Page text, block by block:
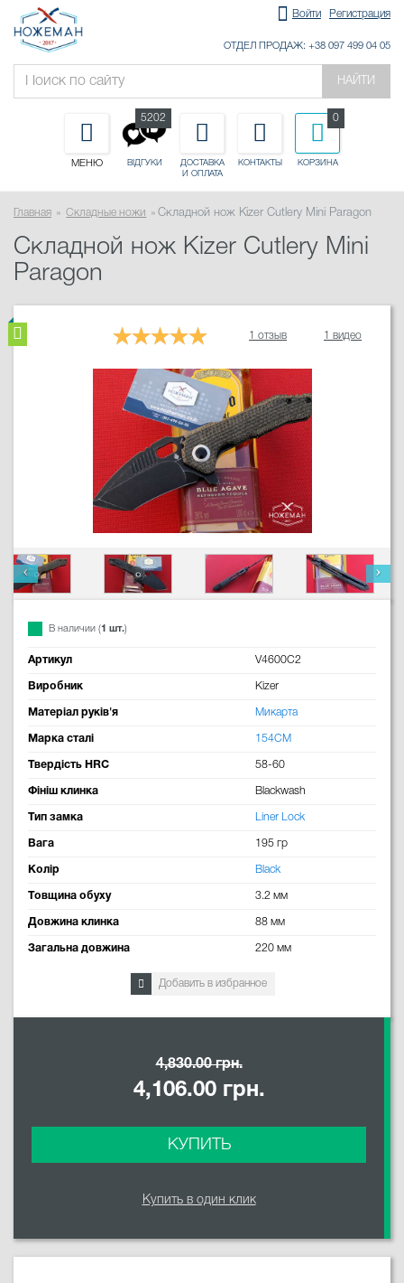
Войти Регистрация
ОТДЕЛ ПРОДАЖ: +38 097 499 04 05
НАЙТИ
МЕНЮ ВІДГУКИ
5202
ДОСТАВКА
И ОПЛАТА
КОНТАКТЫ КОРЗИНА
0
Главная Складные ножи Складной нож Kizer Cutlery Mini Paragon
Складной нож Kizer Cutlery Mini
Paragon
1 отзыв 1 видео
В наличии (1 шт.)
Артикул V4600C2
Виробник Kizer
Матеріал руків'я Микарта
Марка сталі 154CM
Твердість HRC 58-60
Фініш клинка Blackwash
Тип замка Liner Lock
Вага 195 гр
Колір Black
Товщина обуху 3.2 мм
Довжина клинка 88 мм
Загальна довжина 220 мм
Добавить в избранное
4,830.00 грн.
4,106.00 грн.
КУПИТЬ
Купить в один клик